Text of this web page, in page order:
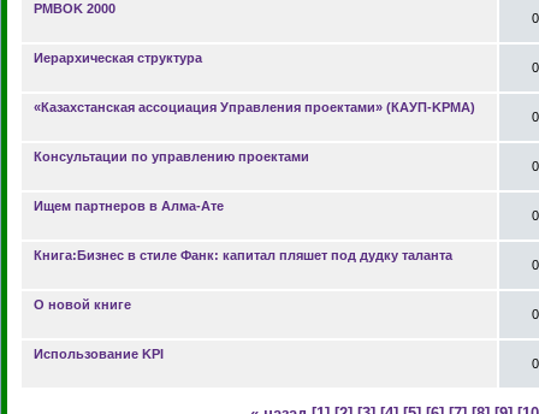
PMBOK 2000
0
Иерархическая структура
0
«Казахстанская ассоциация Управления проектами» (КАУП-KPMA)
0
Консультации по управлению проектами
0
Ищем партнеров в Алма-Ате
0
Книга:Бизнес в стиле Фанк: капитал пляшет под дудку таланта
0
О новой книге
0
Использование KPI
0